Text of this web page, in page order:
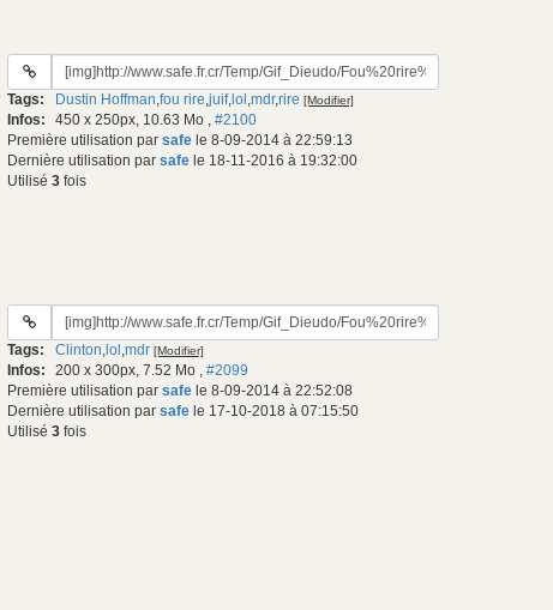
URL
gif:
Tags: Dustin Hoffman,fou rire,juif, lol ,mdr,rire [Modifier]
Infos: 450 x 250px, 10.63 Mo , #2100
Première utilisation par safe le 8-09-2014 à 22:59:13
Dernière utilisation par safe le 18-11-2016 à 19:32:00
Utilisé 3 fois
URL
gif:
Tags: Clinton, lol ,mdr [Modifier]
Infos: 200 x 300px, 7.52 Mo , #2099
Première utilisation par safe le 8-09-2014 à 22:52:08
Dernière utilisation par safe le 17-10-2018 à 07:15:50
Utilisé 3 fois